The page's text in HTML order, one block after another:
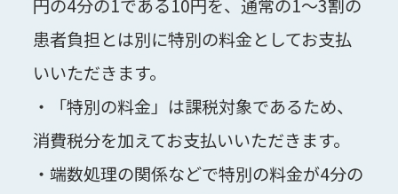
円の4分の1である10円を、通常の1～3割の
患者負担とは別に特別の料金としてお支払
いいただきます。
・「特別の料金」は課税対象であるため、
消費税分を加えてお支払いいただきます。
・端数処理の関係などで特別の料金が4分の